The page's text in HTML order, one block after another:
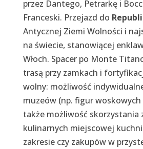
przez Dantego, Petrarkę i
Franceski. Przejazd do
Antycznej Ziemi Wolności i
na świecie, stanowiącej
Włoch. Spacer po Monte
trasą przy zamkach i
wolny: możliwość
muzeów (np. figur
także możliwość skorzystania
kulinarnych miejscowej kuchni
zakresie czy zakupów w